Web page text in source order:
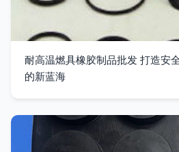
耐高温燃具橡胶制品批发 打造安
的新蓝海